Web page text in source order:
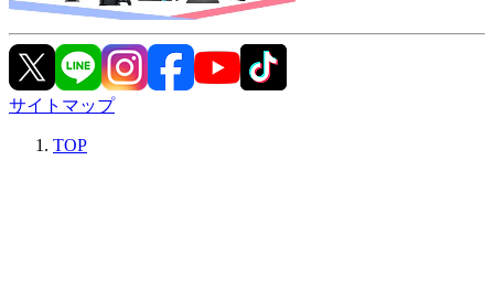
サイトマップ
TOP